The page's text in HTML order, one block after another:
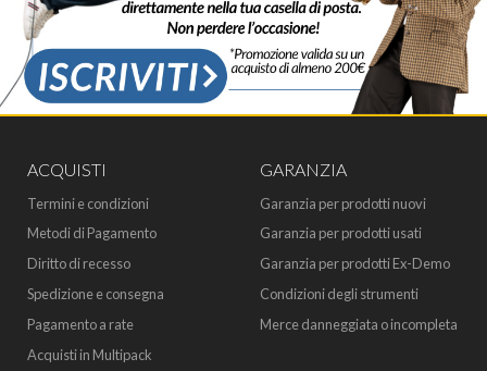
ACQUISTI
Termini e condizioni
Metodi di Pagamento
Diritto di recesso
Spedizione e consegna
Pagamento a rate
Acquisti in Multipack
GARANZIA
Garanzia per prodotti nuovi
Garanzia per prodotti usati
Garanzia per prodotti Ex-Demo
Condizioni degli strumenti
Merce danneggiata o incompleta